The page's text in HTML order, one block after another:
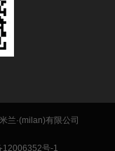
兰·(milan)有限公司
12006352号-1